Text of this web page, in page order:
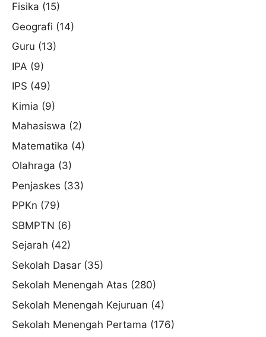
Fisika (15)
Geografi (14)
Guru (13)
IPA (9)
IPS (49)
Kimia (9)
Mahasiswa (2)
Matematika (4)
Olahraga (3)
Penjaskes (33)
PPKn (79)
SBMPTN (6)
Sejarah (42)
Sekolah Dasar (35)
Sekolah Menengah Atas (280)
Sekolah Menengah Kejuruan (4)
Sekolah Menengah Pertama (176)